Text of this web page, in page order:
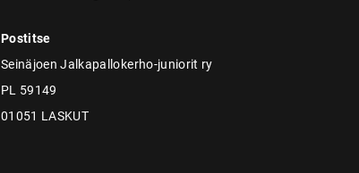
Postitse
Seinäjoen Jalkapallokerho-juniorit ry
PL 59149
01051 LASKUT